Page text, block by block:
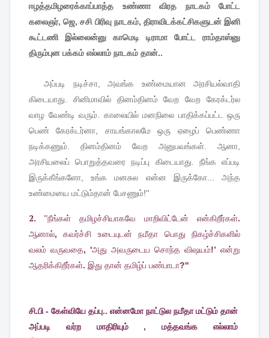
ஈழத்தமிழரைக்காப்பாத்த உண்ணா விரத நாடகம் போட்ட
கலைஞர், ஜெ, சசி பிரிவு நாடகம், திராவிடக்கட்சிகளுடன் இனி
கூட்டணி இல்லைன்னு காமெடி டிராமா போட்ட ராம்தாஸ்னு
திரும்புன பக்கம் எல்லாம் நாடகம் தான்..
அப்படி நடிச்சா, அவங்க உண்மையான
அரசியல்வாதி
கிடையாது
சினிமாவில் தினம்தினம் வேற வேற
கேரக்டர்ல
வாழ வேண்டி வரும் காலையில் மனநிலை பாதிக்கப்பட்ட
ஒரு
பெண்
கேரக்டர்னா சாயங்காலமே ஒரு ஏழைப்
பெண்ணா
நடிக்கணும்
தினம்தினம் வேற அனுபவங்கள் ஆனா
அரசியலைப்
பொறுத்தவரை நடிப்பு கிடையாது நீங்க
எப்படி
இருக்கீங்களோ ,உங்க மனசுல என்ன இருக்கோ...அந்த
உண்மையை மட்டும்தான் பேசணும்!''
2. ''நீங்கள் தமிழச்சியாகவே மாறிவிட்டேன் என்கிறீர்கள்.
ஆனால்,கவர்ச்சி உடையுடன் நமீதா பொது
நிகழ்ச்சிகளில்
வலம் வருவதை, 'அது அவருடைய சொந்த விஷயம்!’ என்று
ஆதரிக்கிறீர்கள். இது தான் தமிழ்ப் பண்பாடா?''
சி.பி - கேள்வியே தப்பு.. என்னமோ நாட்டுல நமீதா மட்டும் தான்
அப்படி வர்ற மாதிரியும் , மத்தவங்க எல்லாம்